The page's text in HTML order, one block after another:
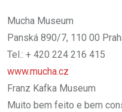
Mucha Museum
Panská 890/7, 110 00
Tel.: + 420 224 216 415
www.mucha.cz
Franz Kafka Museum
Muito bem feito e bem